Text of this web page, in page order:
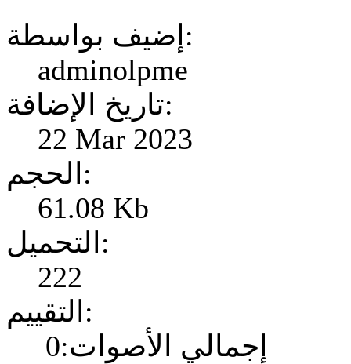
إضيف بواسطة:
adminolpme
تاريخ الإضافة:
22 Mar 2023
الحجم:
61.08 Kb
التحميل:
222
التقييم:
إجمالي الأصوات:0